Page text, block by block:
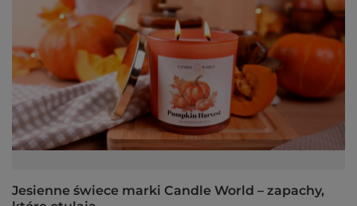
Jesienne świece marki Candle World – zapachy,